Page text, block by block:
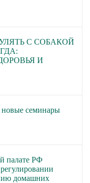
С СОБАКОЙ
И
новые семинары
палате РФ
домашних